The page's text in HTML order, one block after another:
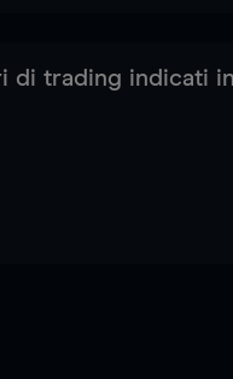
di trading indicati